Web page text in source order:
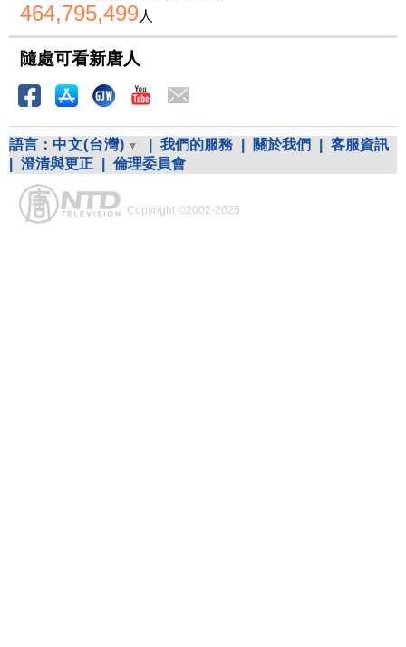
464,795,499人
隨處可看新唐人
語言： 中文(台灣) 我們的服務 關於我們
客服資訊
澄清與更正 倫理委員會
Copyright ©2002-2025